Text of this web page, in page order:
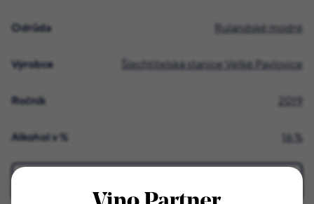
Odrůda Rulandské modré
Výrobce Šlechtitelská stanice Velké Pavlovice
Ročník 2019
Alkohol v % 16 %